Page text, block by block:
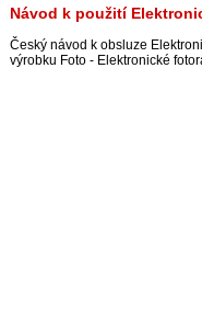
Návod k použití
Český návod k obsluze
výrobku Foto - Elektronické